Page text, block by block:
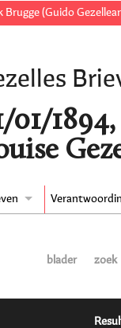
Brugge (Guido
01/
blader zoek